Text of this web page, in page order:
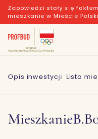
Zapowiedzi stały się
mieszkanie w Mieście
Opis inwestycji Lista
Mieszkanie